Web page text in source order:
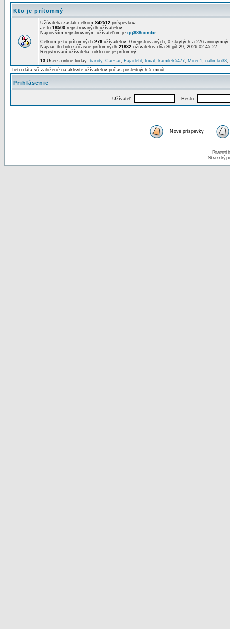
Kto je prítomný
Užívatelia zaslali celkom 342512 príspevkov.
Je tu 18500 registrovaných užívateľov.
Najnovším registrovaným užívateľom je gq888combr.
Celkom je tu prítomných 276 užívateľov: 0 registrovaných, 0 skrytých a 276
Najviac tu bolo súčasne prítomných 21832 užívateľov dňa St júl 29, 2026 02:45:27.
Registrovaní užívatelia: nikto nie je prítomný
13 Users online today: bandy, Caesar, Fajadefil , foxal , kamilek5477, Mirec1, nalimko33,
Tieto dáta sú založené na aktivite užívateľov počas posledných 5 minút.
Prihlásenie
Užívateľ: Heslo:
Nové príspevky
Powered
Slovenský